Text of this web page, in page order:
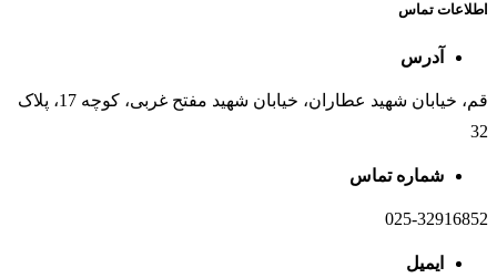
اطلاعات تماس
آدرس
قم، خیابان شهید عطاران، خیابان شهید مفتح غربی، کوچه 17، پلاک
32
شماره تماس
025-32916852
ایمیل